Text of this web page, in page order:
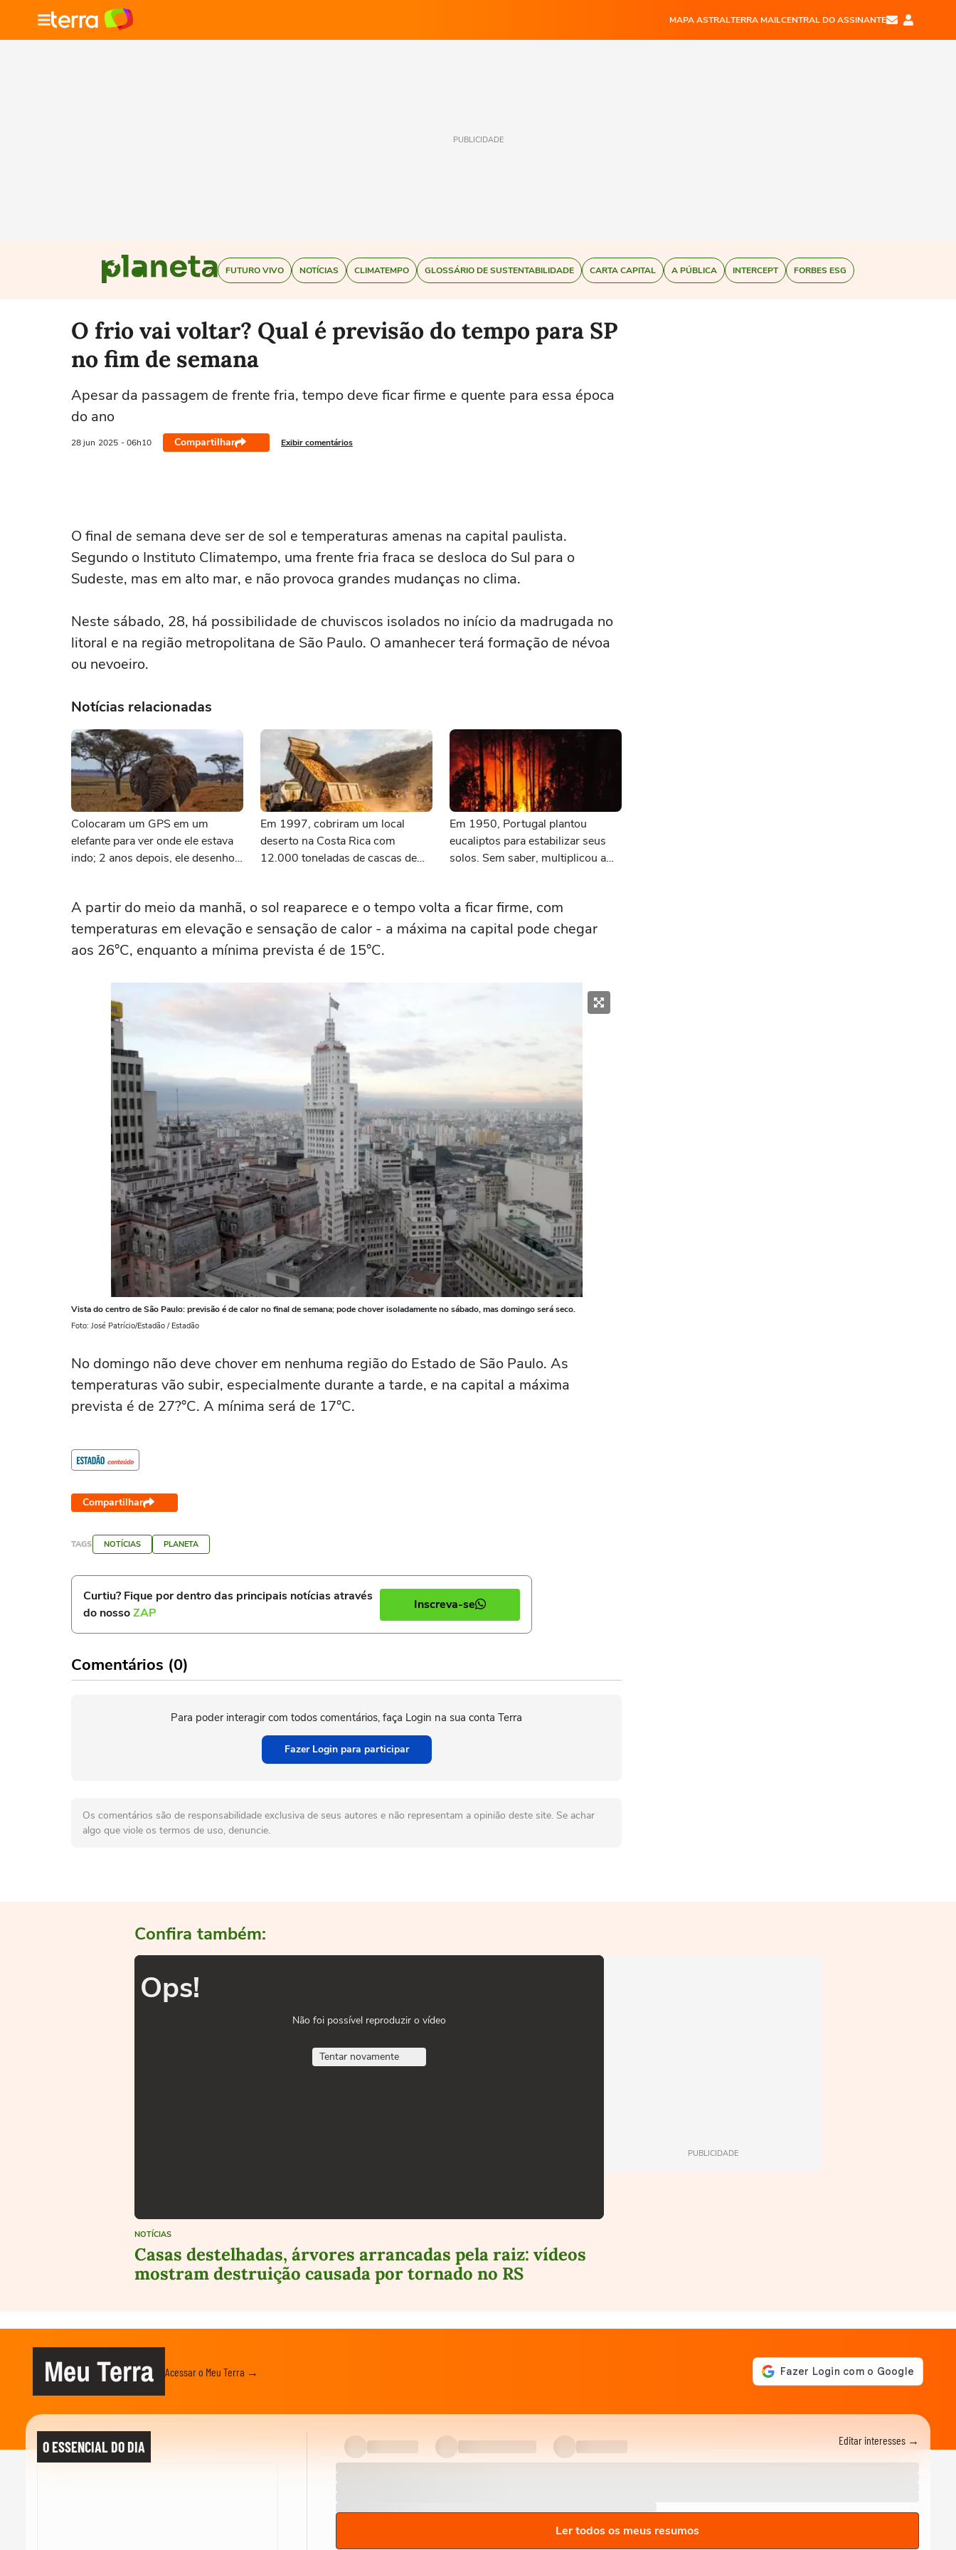
MAPA ASTRALTERRA MAILCENTRAL DO ASSINANTE
PUBLICIDADE
FUTURO VIVO NOTÍCIAS CLIMATEMPO GLOSSÁRIO DE SUSTENTABILIDADE CARTA CAPITAL A PÚBLICA INTERCEPT FORBES ESG
O frio vai voltar? Qual é previsão do tempo para SP
no fim de semana
Apesar da passagem de frente fria, tempo deve ficar firme e quente para essa época
do ano
28 jun 2025 - 06h10 Compartilhar Exibir comentários
O final de semana deve ser de sol e temperaturas amenas na capital paulista.
Segundo o Instituto Climatempo, uma frente fria fraca se desloca do Sul para o
Sudeste, mas em alto mar, e não provoca grandes mudanças no clima.
Neste sábado, 28, há possibilidade de chuviscos isolados no início da madrugada no
litoral e na região metropolitana de São Paulo. O amanhecer terá formação de névoa
ou nevoeiro.
Notícias relacionadas
Colocaram um GPS em um
elefante para ver onde ele estava
indo; 2 anos depois, ele desenhou
Em 1997, cobriram um local
deserto na Costa Rica com
12.000 toneladas de cascas de
Em 1950, Portugal plantou
eucaliptos para estabilizar seus
solos. Sem saber, multiplicou a
A partir do meio da manhã, o sol reaparece e o tempo volta a ficar firme, com
temperaturas em elevação e sensação de calor - a máxima na capital pode chegar
aos 26°C, enquanto a mínima prevista é de 15°C.
Vista do centro de São Paulo: previsão é de calor no final de semana; pode chover isoladamente no sábado, mas domingo será seco.
Foto: José Patrício/Estadão / Estadão
No domingo não deve chover em nenhuma região do Estado de São Paulo. As
temperaturas vão subir, especialmente durante a tarde, e na capital a máxima
prevista é de 27?°C. A mínima será de 17°C.
Compartilhar
TAGS NOTÍCIAS PLANETA
Curtiu? Fique por dentro das principais notícias através
do nossoZAP
Inscreva-se
Comentários (0)
Para poder interagir com todos comentários, faça Login na sua conta Terra
Fazer Login para participar
Os comentários são de responsabilidade exclusiva de seus autores e não representam a opinião deste site. Se achar
algo que viole os termos de uso, denuncie.
Confira também:
Ops!
Não foi possível reproduzir o vídeo
Tentar novamente
NOTÍCIAS
Casas destelhadas, árvores arrancadas pela raiz: vídeos
mostram destruição causada por tornado no RS
PUBLICIDADE
Meu Terra Acessar o Meu Terra →
O ESSENCIAL DO DIA Editar interesses →
Ler todos os meus resumos